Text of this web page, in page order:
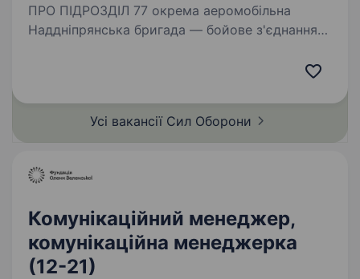
ПРО ПІДРОЗДІЛ 77 окрема аеромобільна
Наддніпрянська бригада — бойове з'єднання
російської федерації…
Усі вакансії Сил Оборони
Комунікаційний менеджер,
комунікаційна менеджерка
(12-21)